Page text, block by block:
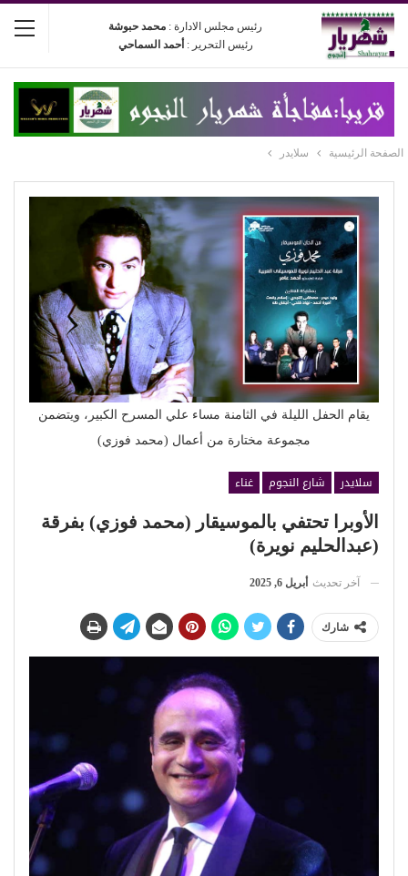
رئيس مجلس الادارة : محمد حبوشة
رئيس التحرير : أحمد السماحي
الصفحة الرئيسية سلايدر
يقام الحفل الليلة في الثامنة مساء علي المسرح الكبير، ويتضمن
مجموعة مختارة من أعمال (محمد فوزي)
سلايدر شارع النجوم
غناء
الأوبرا تحتفي بالموسيقار (محمد فوزي) بفرقة
(عبدالحليم نويرة)
آخر تحديث أبريل 6, 2025
شارك